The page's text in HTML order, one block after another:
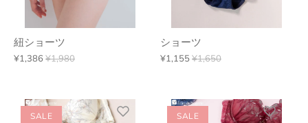
紐ショーツ
¥1,386 ¥1,980
ショーツ
¥1,155¥1,650
SALE SALE